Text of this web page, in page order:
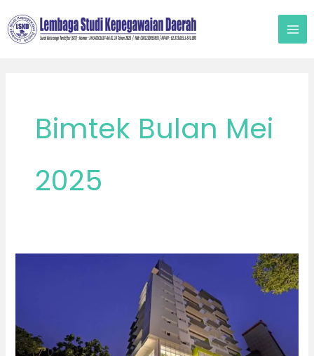
ke
konten
Bimtek Bulan Mei
2025